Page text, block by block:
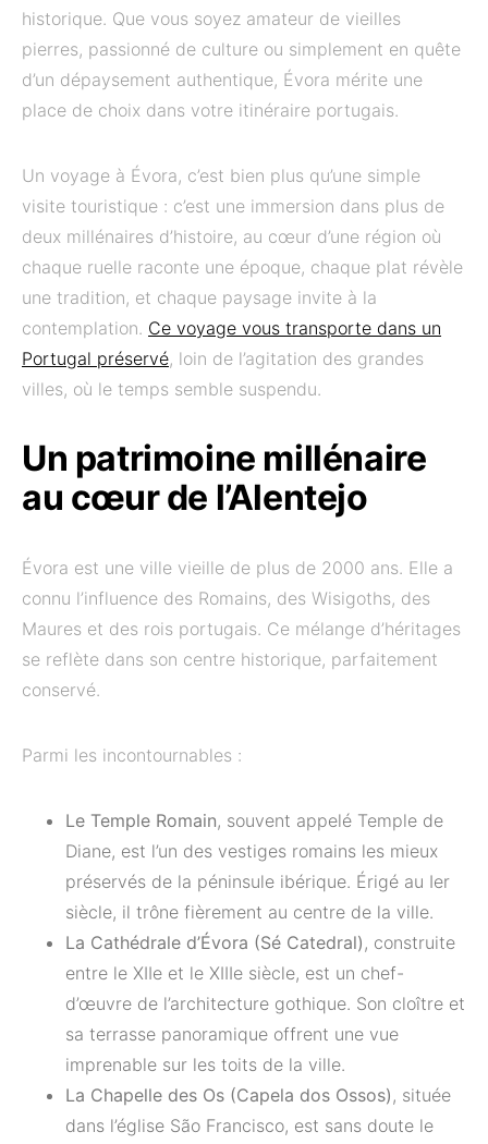
historique. Que vous soyez amateur de vieilles
pierres, passionné de culture ou simplement en quête
d’un dépaysement authentique, Évora mérite une
place de choix dans votre itinéraire portugais.
Un voyage à Évora, c’est bien plus qu’une simple
visite touristique : c’est une immersion dans plus de
deux millénaires d’histoire, au cœur d’une région où
chaque ruelle raconte une époque, chaque plat révèle
une tradition, et chaque paysage invite à la
contemplation. Ce voyage vous transporte dans un
Portugal préservé, loin de l’agitation des grandes
villes, où le temps semble suspendu.
Un patrimoine millénaire
au cœur de l’Alentejo
Évora est une ville vieille de plus de 2000 ans. Elle a
connu l’influence des Romains, des Wisigoths, des
Maures et des rois portugais. Ce mélange d’héritages
se reflète dans son centre historique, parfaitement
conservé.
Parmi les incontournables :
Le Temple Romain, souvent appelé Temple de
Diane, est l’un des vestiges romains les mieux
préservés de la péninsule ibérique. Érigé au Ier
siècle, il trône fièrement au centre de la ville.
La Cathédrale d’Évora (Sé Catedral), construite
entre le XIIe et le XIIIe siècle, est un chef-
d’œuvre de l’architecture gothique. Son cloître et
sa terrasse panoramique offrent une vue
imprenable sur les toits de la ville.
La Chapelle des Os (Capela dos Ossos), située
dans l’église São Francisco, est sans doute le